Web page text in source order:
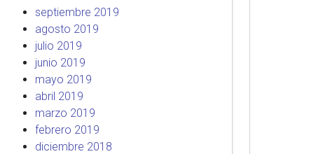
septiembre 2019
agosto 2019
julio 2019
junio 2019
mayo 2019
abril 2019
marzo 2019
febrero 2019
diciembre 2018